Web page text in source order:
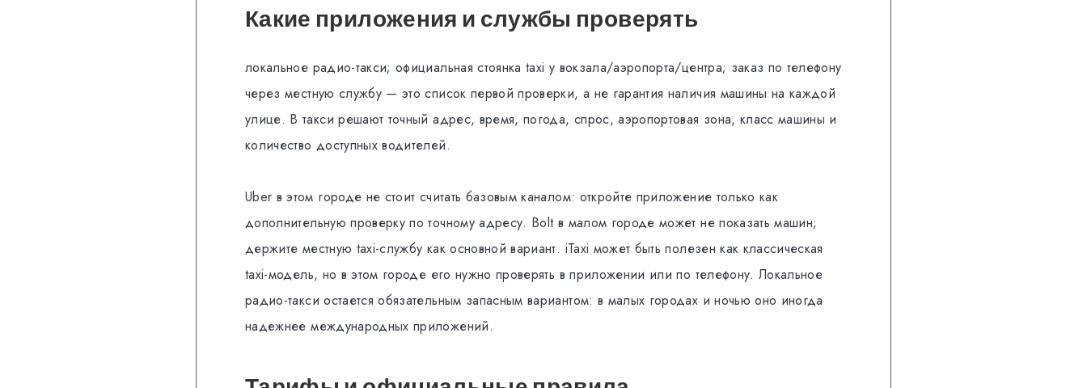
Какие приложения и службы проверять
локальное радио-такси; официальная стоянка taxi у вокзала/аэропорта/центра; заказ по телефону
через местную службу — это список первой проверки, а не гарантия наличия машины на каждой
улице. В такси решают точный адрес, время, погода, спрос, аэропортовая зона, класс машины и
количество доступных водителей.
Uber в этом городе не стоит считать базовым каналом: откройте приложение только как
дополнительную проверку по точному адресу. Bolt в малом городе может не показать машин;
держите местную taxi-службу как основной вариант. iTaxi может быть полезен как классическая
taxi-модель, но в этом городе его нужно проверять в приложении или по телефону. Локальное
радио-такси остается обязательным запасным вариантом: в малых городах и ночью оно иногда
надежнее международных приложений.